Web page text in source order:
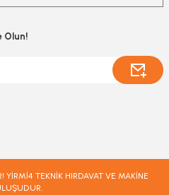
Olun!
TEKNİK HIRDAVAT VE MAKİNE